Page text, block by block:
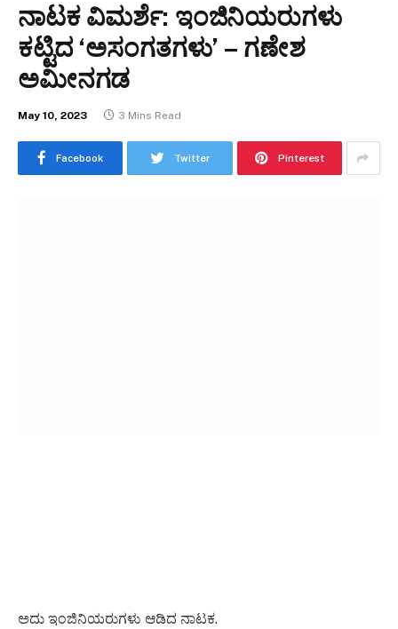
ನಾಟಕ ವಿಮರ್ಶೆ: ಇಂಜಿನಿಯರುಗಳು
ಕಟ್ಟಿದ ‘ಅಸಂಗತಗಳು’ – ಗಣೇಶ
ಅಮೀನಗಡ
May 10, 2023 3 Mins Read
Facebook Twitter Pinterest
ಅದು ಇಂಜಿನಿಯರುಗಳು ಆಡಿದ ನಾಟಕ.